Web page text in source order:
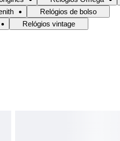
Relógios de bolso
Relógios vintage